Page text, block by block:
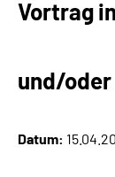
Unsere Kliniken
Karriere
Vortrag
und/
Datum: